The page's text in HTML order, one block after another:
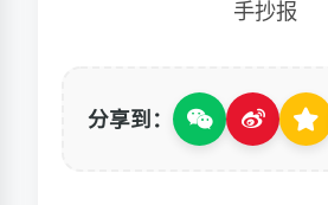
手抄报
分享到：